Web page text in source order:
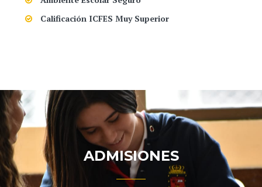
Calificación ICFES Muy Superior
ADMISIONES